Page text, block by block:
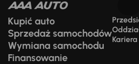
Kupić auto
Sprzedaż samochodów
Wymiana samochodu
Finansowanie
Kariera